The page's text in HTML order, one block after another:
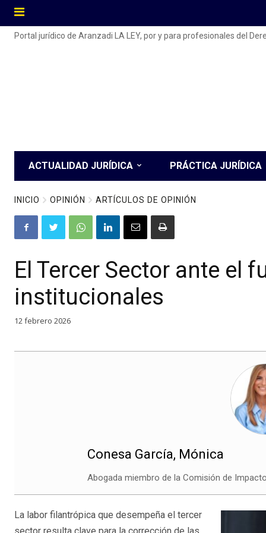
Portal jurídico de Aranzadi LA LEY, por y para profesionales del
ACTUALIDAD JURÍDICA PRÁCTICA JURÍDICA
INICIO OPINIÓN ARTÍCULOS DE OPINIÓN
El Tercer Sector ante el
institucionales
12 febrero 2026
Conesa García, Mónica
Abogada miembro de la Comisión de
La labor filantrópica que desempeña el tercer
sector resulta clave para la corrección de las